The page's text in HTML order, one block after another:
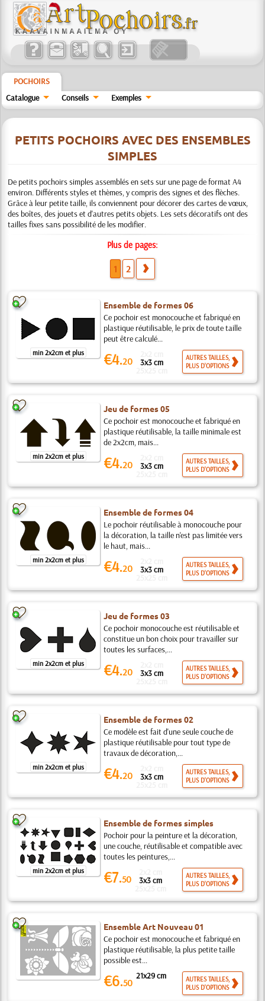
POCHOIRS
Catalogue
Conseils Exemples
PETITS POCHOIRS AVEC DES ENSEMBLES
SIMPLES
De petits pochoirs simples assemblés en sets sur une page de format A4
environ. Différents styles et thèmes, y compris des signes et des flèches.
Grâce à leur petite taille, ils conviennent pour décorer des cartes de vœux,
des boîtes, des jouets et d'autres petits objets. Les sets décoratifs ont des
tailles fixes sans possibilité de les modifier.
Plus de pages:
1 2
min 2x2cm et plus
Ensemble de formes 06
Ce pochoir est monocouche et fabriqué en
plastique réutilisable, le prix de toute taille
peut être calculé...
€4.20 3x3 cm
AUTRES TAILLES,
PLUS D'OPTIONS
min 2x2cm et plus
Jeu de formes 05
Ce pochoir est monocouche et fabriqué en
plastique réutilisable, la taille minimale est
de 2x2cm, mais...
€4.20 3x3 cm
AUTRES TAILLES,
PLUS D'OPTIONS
min 2x2cm et plus
Ensemble de formes 04
Le pochoir réutilisable à monocouche pour
la décoration, la taille n'est pas limitée vers
le haut, mais...
€4.20 3x3 cm
AUTRES TAILLES,
PLUS D'OPTIONS
min 2x2cm et plus
Jeu de formes 03
Ce pochoir monocouche est réutilisable et
constitue un bon choix pour travailler sur
toutes les surfaces,...
€4.20 3x3 cm
AUTRES TAILLES,
PLUS D'OPTIONS
min 2x2cm et plus
Ensemble de formes 02
Ce modèle est fait d'une seule couche de
plastique réutilisable pour tout type de
travaux de décoration,...
€4.20 3x3 cm
AUTRES TAILLES,
PLUS D'OPTIONS
min 2x2cm et plus
Ensemble de formes simples
Pochoir pour la peinture et la décoration,
une couche, réutilisable et compatible avec
toutes les peintures,...
€7.50 3x3 cm
AUTRES TAILLES,
PLUS D'OPTIONS
Ensemble Art Nouveau 01
Ce pochoir est monocouche et fabriqué en
plastique réutilisable, la plus petite taille
possible est...
€6.50
21x29 cm
AUTRES TAILLES,
PLUS D'OPTIONS